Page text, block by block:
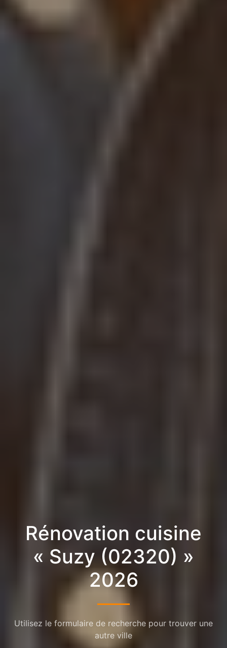
Rénovation cuisine
« Suzy (02320) »
2026
Utilisez le formulaire de recherche pour trouver une
autre ville